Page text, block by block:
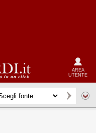
AREA
UTENTE